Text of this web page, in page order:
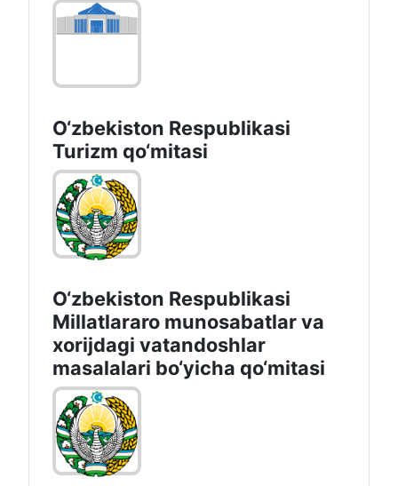
O‘zbekiston Respublikasi
Turizm qo‘mitasi
O‘zbekiston Respublikasi
Millatlararo munosabatlar va
xorijdagi vatandoshlar
masalalari bo‘yicha qo‘mitasi